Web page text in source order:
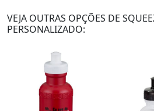
VEJA OUTRAS OPÇÕES DE
PERSONALIZADO: